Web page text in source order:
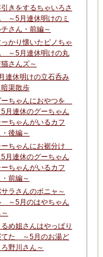
きをするちゃいろさ
～5月連休明けのミ
チさん・前編～
かり懐いたピノちゃ
～5月連休明けの丸
さんズ～
連休明けの立石呑み
暗渠散歩
ーちゃんにおやつを
5月連休のグーちゃん
ちゃんがいるカフ
・後編～
ーちゃんにお裾分け
5月連休のグーちゃん
ちゃんがいるカフ
・前編～
ラさんのボニャ～
～5月のはやちゃん
るめ姐さんはやっぱり
てた ～5月のお湯ど
ろ野川さん～